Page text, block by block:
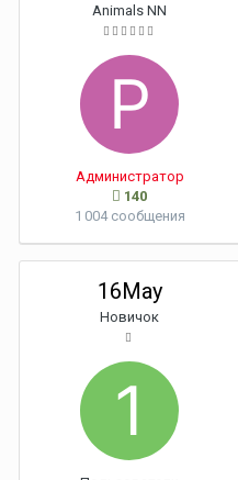
Animals NN
Администратор
140
1 004 сообщения
16May
Новичок